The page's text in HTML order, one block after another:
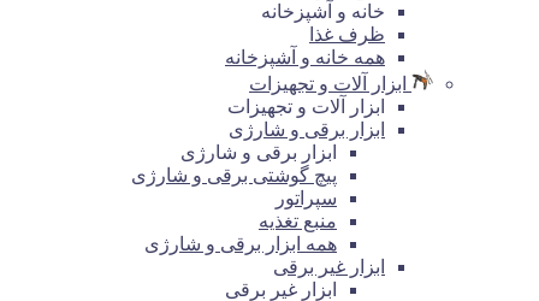
خانه و آشپزخانه
ظرف غذا
همه خانه و آشپزخانه
ابزار آلات و تجهیزات
ابزار آلات و تجهیزات
ابزار برقی و شارژی
ابزار برقی و شارژی
پیچ گوشتی برقی و شارژی
سپراتور
منبع تغذیه
همه ابزار برقی و شارژی
ابزار غیر برقی
ابزار غیر برقی